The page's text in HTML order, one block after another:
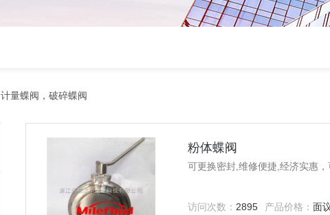
计量蝶阀，破碎蝶阀
粉体蝶阀
访问次数： 2895 产品价格： 面